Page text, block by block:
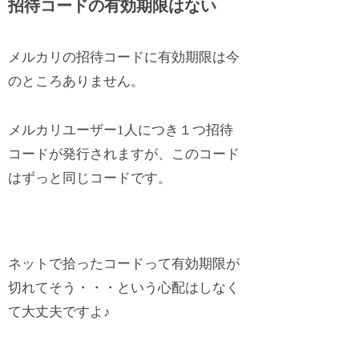
招待コードの有効期限はない
メルカリの招待コードに有効期限は今
のところありません。
メルカリユーザー1人につき１つ招待
コードが発行されますが、このコード
はずっと同じコードです。
ネットで拾ったコードって有効期限が
切れてそう・・・という心配はしなく
て大丈夫ですよ♪